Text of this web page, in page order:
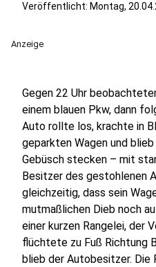
Veröffentlicht: Montag,
Anzeige
Gegen 22 Uhr
einem blauen Pkw, dann
Auto rollte los, krachte in
geparkten Wagen und
Gebüsch stecken – mit
Besitzer des gestohlenen
gleichzeitig, dass sein
mutmaßlichen Dieb noch
einer kurzen Rangelei, der
flüchtete zu Fuß Richtung
blieb der Autobesitzer. Die